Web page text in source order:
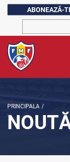
ABONEAZĂ-
PRINCIPALA /